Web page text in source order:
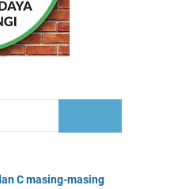
C masing-masing